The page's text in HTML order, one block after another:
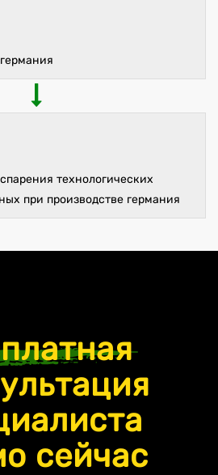
технологических
при производстве германия
сейчас